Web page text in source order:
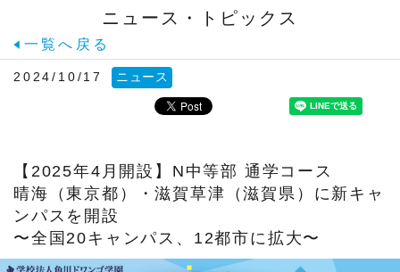
ニュース・トピックス
一覧へ戻る
2024/10/17 ニュース
【2025年4月開設】N中等部 通学コース
晴海（東京都）・滋賀草津（滋賀県）に新キャ
ンパスを開設
〜全国20キャンパス、12都市に拡大〜
中等部関係者からのメッセージ
共同開発者・監修者からのメッセージ
アスリートクラス
ネットコースの特長
ネットコース生の1日
保護者との連携
ネットコースの学費
通学コースについて
通学コースの特長
タイムテーブル
通学コース生の1日
進路指導
自由選択カリキュラム
自由選択カリキュラムについて
職業体験・ワークショップ
動画クリエイター
Webデザイン
クリエイティブ・エンタテインメント
スクールライフ
キャリア教育
TA(ティーチング・アシスタント)
ICTツールの活用
ネットコースの入学までの流れ
通学コースの入学までの流れ
学習ツール
N中等部ブログ
報道関係者の方へ